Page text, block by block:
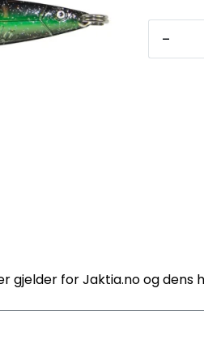
-
gjelder for Jaktia.no og